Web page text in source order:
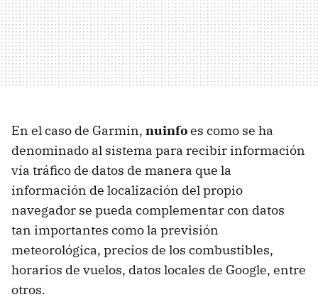
En el caso de Garmin, nuinfoes como se ha
denominado al sistema para recibir información
vía tráfico de datos de manera que la
información de localización del propio
navegador se pueda complementar con datos
tan importantes como la previsión
meteorológica, precios de los combustibles,
horarios de vuelos, datos locales de Google, entre
otros.